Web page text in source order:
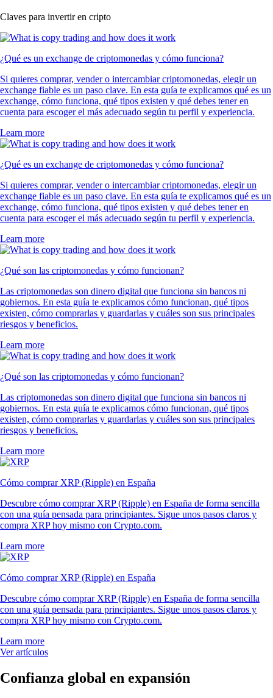
Claves para invertir en cripto
¿Qué es un exchange de criptomonedas y cómo funciona?
Si quieres comprar, vender o intercambiar criptomonedas, elegir un
exchange fiable es un paso clave. En esta guía te explicamos qué es un
exchange, cómo funciona, qué tipos existen y qué debes tener en
cuenta para escoger el más adecuado según tu perfil y experiencia.
Learn more
¿Qué es un exchange de criptomonedas y cómo funciona?
Si quieres comprar, vender o intercambiar criptomonedas, elegir un
exchange fiable es un paso clave. En esta guía te explicamos qué es un
exchange, cómo funciona, qué tipos existen y qué debes tener en
cuenta para escoger el más adecuado según tu perfil y experiencia.
Learn more
¿Qué son las criptomonedas y cómo funcionan?
Las criptomonedas son dinero digital que funciona sin bancos ni
gobiernos. En esta guía te explicamos cómo funcionan, qué tipos
existen, cómo comprarlas y guardarlas y cuáles son sus principales
riesgos y beneficios.
Learn more
¿Qué son las criptomonedas y cómo funcionan?
Las criptomonedas son dinero digital que funciona sin bancos ni
gobiernos. En esta guía te explicamos cómo funcionan, qué tipos
existen, cómo comprarlas y guardarlas y cuáles son sus principales
riesgos y beneficios.
Learn more
Cómo comprar XRP (Ripple) en España
Descubre cómo comprar XRP (Ripple) en España de forma sencilla
con una guía pensada para principiantes. Sigue unos pasos claros y
compra XRP hoy mismo con Crypto.com.
Learn more
Cómo comprar XRP (Ripple) en España
Descubre cómo comprar XRP (Ripple) en España de forma sencilla
con una guía pensada para principiantes. Sigue unos pasos claros y
compra XRP hoy mismo con Crypto.com.
Learn more
Ver artículos
Confianza global en expansión